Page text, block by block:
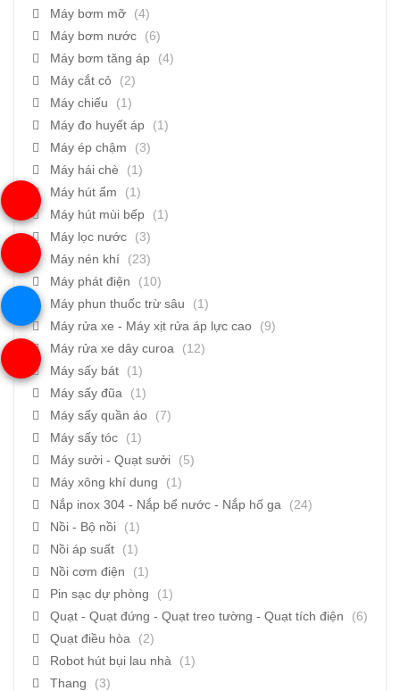
Máy bơm mỡ
(4)
Máy bơm nước
(6)
Máy bơm tăng áp
(4)
Máy cắt cỏ
(2)
Máy chiếu
(1)
Máy đo huyết áp
(1)
Máy ép chậm
(3)
Máy hái chè
(1)
Máy hút ẩm
(1)
Máy hút mùi bếp
(1)
Máy lọc nước
(3)
Máy nén khí
(23)
Máy phát điện
(10)
Máy phun thuốc trừ sâu
(1)
Máy rửa xe - Máy xịt rửa áp lực cao
(9)
Máy rửa xe dây curoa
(12)
Máy sấy bát
(1)
Máy sấy đũa
(1)
Máy sấy quần áo
(7)
Máy sấy tóc
(1)
Máy sưởi - Quạt sưởi
(5)
Máy xông khí dung
(1)
Nắp inox 304 - Nắp bể nước - Nắp hố ga
(24)
Nồi - Bộ nồi
(1)
Nồi áp suất
(1)
Nồi cơm điện
(1)
Pin sạc dự phòng
(1)
Quạt - Quạt đứng - Quạt treo tường - Quạt tích điện
(6)
Quạt điều hòa
(2)
Robot hút bụi lau nhà
(1)
Thang
(3)